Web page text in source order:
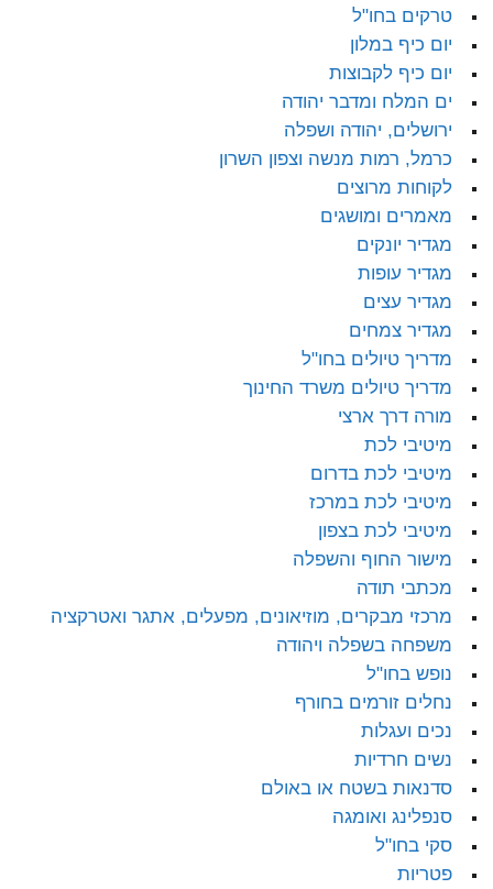
טרקים בחו"ל
יום כיף במלון
יום כיף לקבוצות
ים המלח ומדבר יהודה
ירושלים, יהודה ושפלה
כרמל, רמות מנשה וצפון השרון
לקוחות מרוצים
מאמרים ומושגים
מגדיר יונקים
מגדיר עופות
מגדיר עצים
מגדיר צמחים
מדריך טיולים בחו"ל
מדריך טיולים משרד החינוך
מורה דרך ארצי
מיטיבי לכת
מיטיבי לכת בדרום
מיטיבי לכת במרכז
מיטיבי לכת בצפון
מישור החוף והשפלה
מכתבי תודה
מרכזי מבקרים, מוזיאונים, מפעלים, אתגר ואטרקציה
משפחה בשפלה ויהודה
נופש בחו"ל
נחלים זורמים בחורף
נכים ועגלות
נשים חרדיות
סדנאות בשטח או באולם
סנפלינג ואומגה
סקי בחו"ל
פטריות